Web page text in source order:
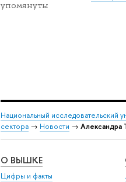
упомянуты
Национальный исследовательский
сектора → Новости → Александра
О ВЫШКЕ
Цифры и факты